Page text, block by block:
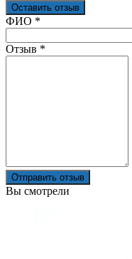
Оставить отзыв
Ваш отзыв был отправлен!
ФИО *
Отзыв *
Отправить отзыв
Вы смотрели